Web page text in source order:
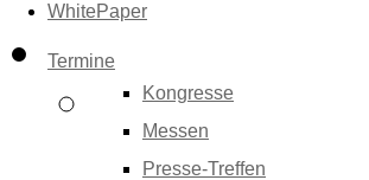
WhitePaper
Termine
Kongresse
Messen
Presse-Treffen